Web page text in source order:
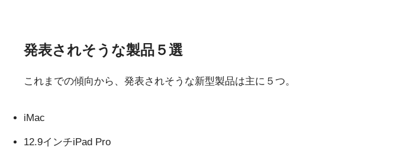
発表されそうな製品５選
これまでの傾向から、発表されそうな新型製品は主に５つ。
iMac
12.9インチiPad Pro